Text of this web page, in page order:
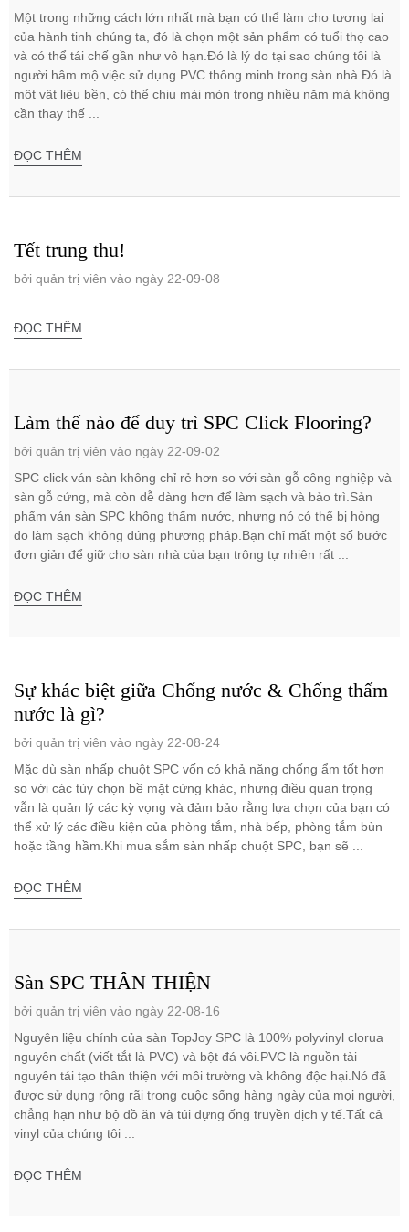
Một trong những cách lớn nhất mà bạn có thể làm cho tương lai
của hành tinh chúng ta, đó là chọn một sản phẩm có tuổi thọ cao
và có thể tái chế gần như vô hạn.Đó là lý do tại sao chúng tôi là
người hâm mộ việc sử dụng PVC thông minh trong sàn nhà.Đó là
một vật liệu bền, có thể chịu mài mòn trong nhiều năm mà không
cần thay thế ...
ĐỌC THÊM
Tết trung thu!
bởi quản trị viên vào ngày 22-09-08
ĐỌC THÊM
Làm thế nào để duy trì SPC Click Flooring?
bởi quản trị viên vào ngày 22-09-02
SPC click ván sàn không chỉ rẻ hơn so với sàn gỗ công nghiệp và
sàn gỗ cứng, mà còn dễ dàng hơn để làm sạch và bảo trì.Sản
phẩm ván sàn SPC không thấm nước, nhưng nó có thể bị hỏng
do làm sạch không đúng phương pháp.Bạn chỉ mất một số bước
đơn giản để giữ cho sàn nhà của bạn trông tự nhiên rất ...
ĐỌC THÊM
Sự khác biệt giữa Chống nước & Chống thấm
nước là gì?
bởi quản trị viên vào ngày 22-08-24
Mặc dù sàn nhấp chuột SPC vốn có khả năng chống ẩm tốt hơn
so với các tùy chọn bề mặt cứng khác, nhưng điều quan trọng
vẫn là quản lý các kỳ vọng và đảm bảo rằng lựa chọn của bạn có
thể xử lý các điều kiện của phòng tắm, nhà bếp, phòng tắm bùn
hoặc tầng hầm.Khi mua sắm sàn nhấp chuột SPC, bạn sẽ ...
ĐỌC THÊM
Sàn SPC THÂN THIỆN
bởi quản trị viên vào ngày 22-08-16
Nguyên liệu chính của sàn TopJoy SPC là 100% polyvinyl clorua
nguyên chất (viết tắt là PVC) và bột đá vôi.PVC là nguồn tài
nguyên tái tạo thân thiện với môi trường và không độc hại.Nó đã
được sử dụng rộng rãi trong cuộc sống hàng ngày của mọi người,
chẳng hạn như bộ đồ ăn và túi đựng ống truyền dịch y tế.Tất cả
vinyl của chúng tôi ...
ĐỌC THÊM